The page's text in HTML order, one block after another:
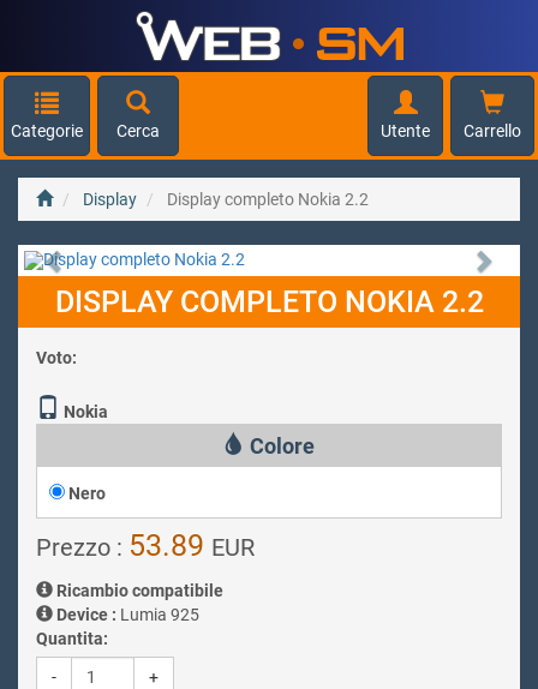
Categorie Cerca Utente Carrello
Display Display completo Nokia 2.2
Previous Next
DISPLAY COMPLETO NOKIA 2.2
Voto:
Nokia
Colore
Nero
Prezzo : 53.89 EUR
Ricambio compatibile
Device : Lumia 925
Quantita:
-
+